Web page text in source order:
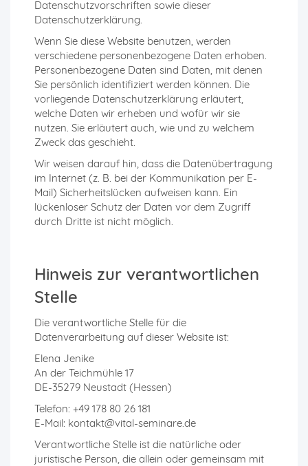
Datenschutzvorschriften sowie dieser
Datenschutzerklärung.
Wenn Sie diese Website benutzen, werden
verschiedene personenbezogene Daten erhoben.
Personenbezogene Daten sind Daten, mit denen
Sie persönlich identifiziert werden können. Die
vorliegende Datenschutzerklärung erläutert,
welche Daten wir erheben und wofür wir sie
nutzen. Sie erläutert auch, wie und zu welchem
Zweck das geschieht.
Wir weisen darauf hin, dass die Datenübertragung
im Internet (z. B. bei der Kommunikation per E-
Mail) Sicherheitslücken aufweisen kann. Ein
lückenloser Schutz der Daten vor dem Zugriff
durch Dritte ist nicht möglich.
Hinweis zur verantwortlichen
Stelle
Die verantwortliche Stelle für die
Datenverarbeitung auf dieser Website ist:
Elena Jenike
An der Teichmühle 17
DE-35279 Neustadt (Hessen)
Telefon: +49 178 80 26 181
E-Mail: kontakt@vital-seminare.de
Verantwortliche Stelle ist die natürliche oder
juristische Person, die allein oder gemeinsam mit